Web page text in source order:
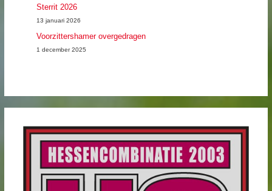
Sterrit 2026
13 januari 2026
Voorzittershamer overgedragen
1 december 2025